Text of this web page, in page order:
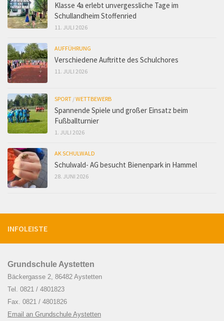
Klasse 4a erlebt unvergessliche Tage im
Schullandheim Stoffenried
11. JULI 2026
AUFFÜHRUNG
Verschiedene Auftritte des Schulchores
11. JULI 2026
SPORT /WETTBEWERB
Spannende Spiele und großer Einsatz beim
Fußballturnier
1. JULI 2026
AK SCHULWALD
Schulwald- AG besucht Bienenpark in Hammel
28. JUNI 2026
INFOLEISTE
Grundschule Aystetten
Bäckergasse 2, 86482 Aystetten
Tel. 0821 / 4801823
Fax. 0821 / 4801826
Email an Grundschule Aystetten